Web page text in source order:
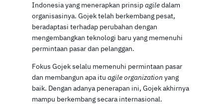
Indonesia yang menerapkan prinsipagiledalam
organisasinya. Gojek telah berkembang pesat,
beradaptasi terhadap perubahan dengan
mengembangkan teknologi baru yang memenuhi
permintaan pasar dan pelanggan.
Fokus Gojek selalu memenuhi permintaan pasar
dan membangun apa itu agile organization yang
baik. Dengan adanya penerapan ini, Gojek akhirnya
mampu berkembang secara internasional.